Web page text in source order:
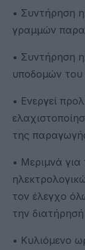
• Συντήρηση
γραμμών
• Συντήρηση
υποδομών του
• Ενεργεί
της
• Μεριμνά
τον έλεγχο
την
• Κυλιόμενο